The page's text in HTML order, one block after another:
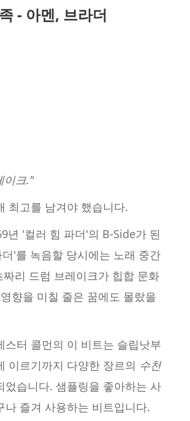
- 아멘, 브라더
이크."
최고를 남겨야 했습니다.
년 '컬러 힘 파더'의 B-Side가 된
'를 녹음할 당시에는 노래 중간
짜리 드럼 브레이크가 힙합 문화
향을 미칠 줄은 꿈에도 몰랐을
스터 콜먼의 이 비트는 슬립낫부
이르기까지 다양한 장르의 수천
었습니다. 샘플링을 좋아하는 사
나 즐겨 사용하는 비트입니다.